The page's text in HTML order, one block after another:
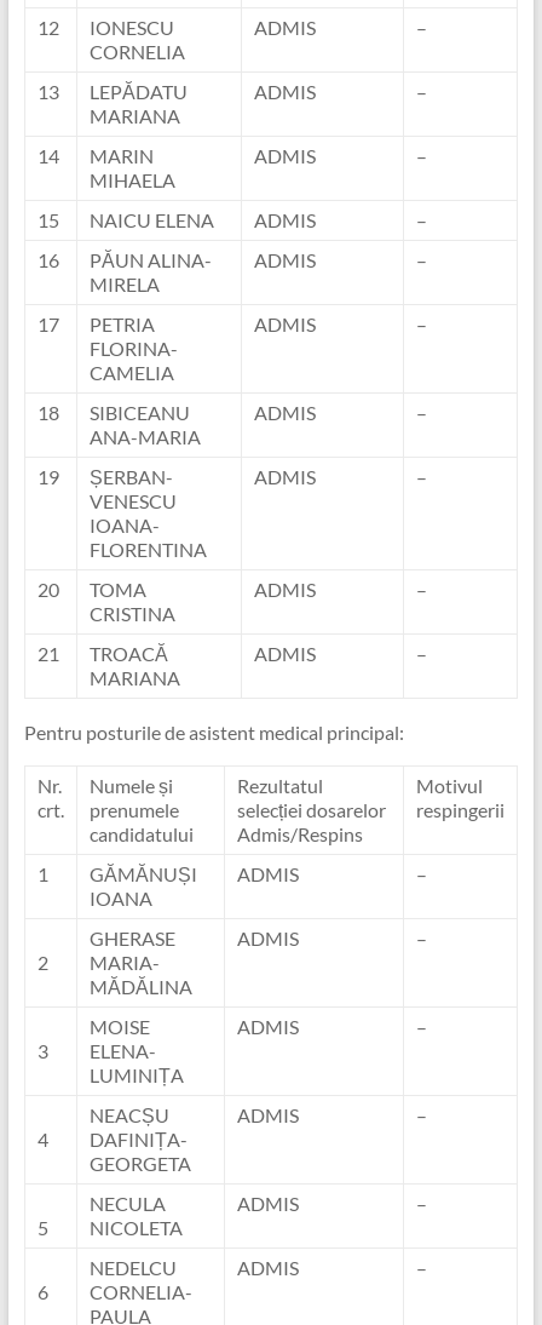
12
IONESCU
CORNELIA
ADMIS –
13
LEPĂDATU
MARIANA
ADMIS –
14
MARIN
MIHAELA
ADMIS –
15 NAICU ELENA ADMIS
–
16
PĂUN ALINA-
MIRELA
ADMIS –
17
PETRIA
FLORINA-
CAMELIA
ADMIS –
18
SIBICEANU
ANA-MARIA
ADMIS –
19
ȘERBAN-
VENESCU
IOANA-
FLORENTINA
ADMIS –
20
TOMA
CRISTINA
ADMIS –
21
TROACĂ
MARIANA
ADMIS –
Pentru posturile de asistent medical principal:
Nr.
crt.
Numele și
prenumele
candidatului
Rezultatul
selecției dosarelor
Admis/Respins
Motivul
respingerii
1
GĂMĂNUȘI
IOANA
ADMIS –
2
GHERASE
MARIA-
MĂDĂLINA
ADMIS –
3
MOISE
ELENA-
LUMINIȚA
ADMIS –
4
NEACȘU
DAFINIȚA-
GEORGETA
ADMIS –
5
NECULA
NICOLETA
ADMIS –
6
NEDELCU
CORNELIA-
PAULA
ADMIS –